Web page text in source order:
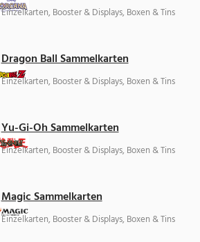
Einzelkarten, Booster & Displays, Boxen & Tins
Dragon Ball Sammelkarten
Einzelkarten, Booster & Displays, Boxen & Tins
Yu-Gi-Oh Sammelkarten
Einzelkarten, Booster & Displays, Boxen & Tins
Magic Sammelkarten
Einzelkarten, Booster & Displays, Boxen & Tins